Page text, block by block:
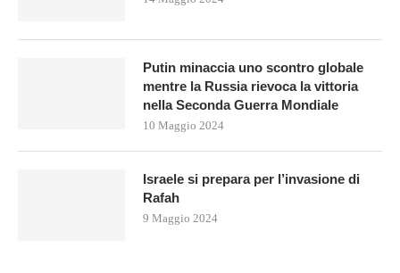
Putin minaccia uno scontro globale
mentre la Russia rievoca la vittoria
nella Seconda Guerra Mondiale
10 Maggio 2024
Israele si prepara per l’invasione di
Rafah
9 Maggio 2024